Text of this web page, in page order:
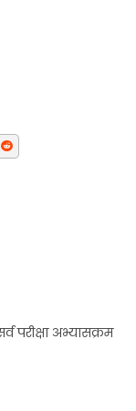
परीक्षा अभ्यासक्रम